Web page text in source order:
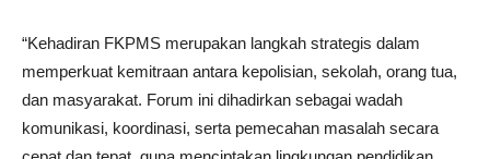
“Kehadiran FKPMS merupakan langkah strategis dalam
memperkuat kemitraan antara kepolisian, sekolah, orang tua,
dan masyarakat. Forum ini dihadirkan sebagai wadah
komunikasi, koordinasi, serta pemecahan masalah secara